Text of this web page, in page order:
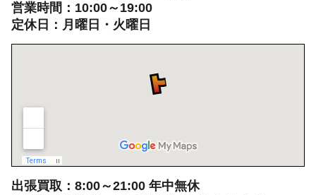
営業時間：10:00～19:00
定休日：月曜日・火曜日
出張買取：8:00～21:00 年中無休